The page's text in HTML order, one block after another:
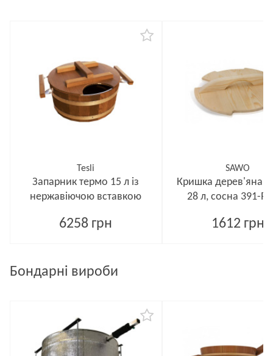
Tesli
Запарник термо 15 л із
нержавіючою вставкою
6258 грн
SAWO
Кришка дерев'яна
28 л, сосна 391-P
1612 грн
Бондарні вироби